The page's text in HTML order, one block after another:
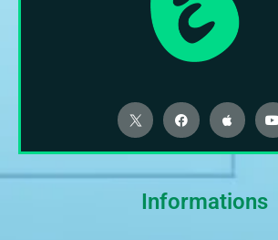
Informations